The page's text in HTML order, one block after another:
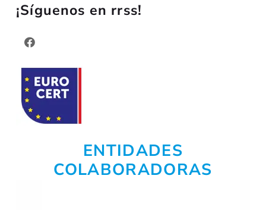
¡Síguenos en rrss!
ENTIDADES
COLABORADORAS